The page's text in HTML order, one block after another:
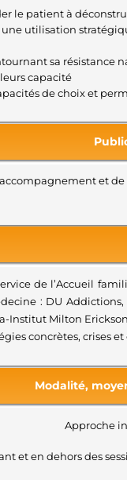
le patient à
utilisation
sa
capacité
de choix et
et
de l’Accueil
: DU
Milton
concrètes, crises
Modalité,
Approche
et en dehors des